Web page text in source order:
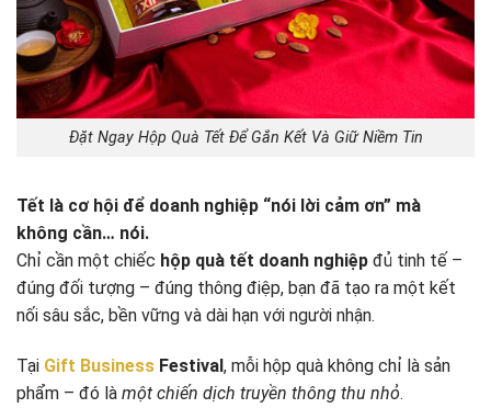
Đặt Ngay Hộp Quà Tết Để Gắn Kết Và Giữ Niềm Tin
Tết là cơ hội để doanh nghiệp “nói lời cảm ơn” mà
không cần… nói.
Chỉ cần một chiếc hộp quà tết doanh nghiệp đủ tinh tế –
đúng đối tượng – đúng thông điệp, bạn đã tạo ra một kết
nối sâu sắc, bền vững và dài hạn với người nhận.
Tại Gift Business Festival, mỗi hộp quà không chỉ là sản
phẩm – đó là một chiến dịch truyền thông thu nhỏ.